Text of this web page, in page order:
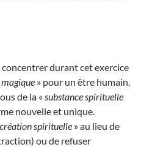
concentrer durant cet exercice
magique » pour un être humain.
de la « substance spirituelle
nouvelle et unique.
spirituelle » au lieu de
ou de refuser